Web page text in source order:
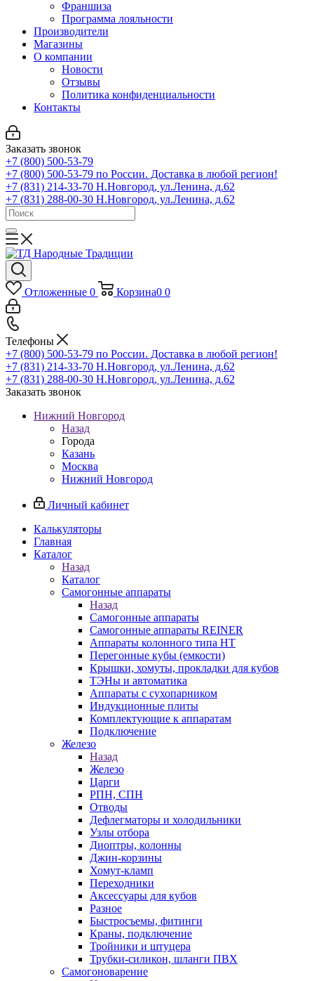
Франшиза
Программа лояльности
Производители
Магазины
О компании
Новости
Отзывы
Политика конфиденциальности
Контакты
Заказать звонок
+7 (800) 500-53-79
+7 (800) 500-53-79 по России. Доставка в любой регион!
+7 (831) 214-33-70 Н.Новгород, ул.Ленина, д.62
+7 (831) 288-00-30 Н.Новгород, ул.Ленина, д.62
Отложенные 0 Корзина0 0
Телефоны
+7 (800) 500-53-79 по России. Доставка в любой регион!
+7 (831) 214-33-70 Н.Новгород, ул.Ленина, д.62
+7 (831) 288-00-30 Н.Новгород, ул.Ленина, д.62
Заказать звонок
Нижний Новгород
Назад
Города
Казань
Москва
Нижний Новгород
Личный кабинет
Калькуляторы
Главная
Каталог
Назад
Каталог
Самогонные аппараты
Назад
Самогонные аппараты
Самогонные аппараты REINER
Аппараты колонного типа НТ
Перегонные кубы (емкости)
Крышки, хомуты, прокладки для кубов
ТЭНы и автоматика
Аппараты с сухопарником
Индукционные плиты
Комплектующие к аппаратам
Подключение
Железо
Назад
Железо
Царги
РПН, СПН
Отводы
Дефлегматоры и холодильники
Узлы отбора
Диоптры, колонны
Джин-корзины
Хомут-кламп
Переходники
Аксессуары для кубов
Разное
Быстросъемы, фитинги
Краны, подключение
Тройники и штуцера
Трубки-силикон, шланги ПВХ
Самогоноварение